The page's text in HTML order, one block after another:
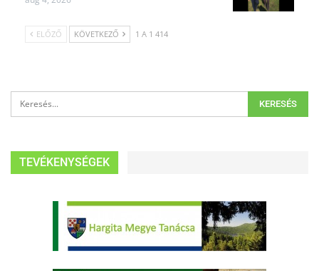
ELŐZŐ KÖVETKEZŐ 1 A 1 414
TEVÉKENYSÉGEK